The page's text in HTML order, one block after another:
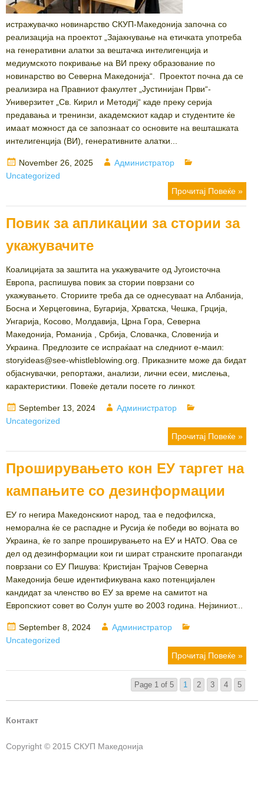
истражувачко новинарство СКУП-Македонија започна со
реализација на проектот „Зајакнување на етичката употреба
на генеративни алатки за вештачка интелигенција и
медиумското покривање на ВИ преку образование по
новинарство во Северна Македонија“. Проектот почна да се
реализира на Правниот факултет „Јустинијан Први“-
Универзитет „Св. Кирил и Методиј“ каде преку серија
предавања и тренинзи, академскиот кадар и студентите ќе
имаат можност да се запознаат со основите на вешташката
интелигенција (ВИ), генеративните алатки...
Posted
on
November 26, 2025 Author
Администратор
Uncategorized
Прочитај Повеќе »
Повик за апликации за стории за
укажувачите
Коалицијата за заштита на укажувачите од Југоисточна
Европа, распишува повик за стории поврзани со
укажувањето. Сториите треба да се однесуваат на Албанија,
Босна и Херцеговина, Бугарија, Хрватска, Чешка, Грција,
Унгарија, Косово, Молдавија, Црна Гора, Северна
Македонија, Романија , Србија, Словачка, Словенија и
Украина. Предлозите се испраќаат на следниот е-маил:
storyideas@see-whistleblowing.org. Приказните може да бидат
објаснувачки, репортажи, анализи, лични есеи, мислења,
карактеристики. Повеќе детали посете го линкот.
Posted
on
September 13, 2024 Author
Администратор
Uncategorized
Прочитај Повеќе »
Проширувањето кон ЕУ таргет на
кампањите со дезинформации
ЕУ го негира Македонскиот народ, таа е педофилска,
неморална ќе се распадне и Русија ќе победи во војната во
Украина, ќе го запре проширувањето на ЕУ и НАТО. Ова се
дел од дезинформации кои ги шират странските пропаганди
поврзани со ЕУ Пишува: Кристијан Трајчов Северна
Македонија беше идентификувана како потенцијален
кандидат за членство во ЕУ за време на самитот на
Европскиот совет во Солун уште во 2003 година. Нејзиниот...
Posted
on
September 8, 2024 Author
Администратор
Uncategorized
Прочитај Повеќе »
Page 1 of 5 1 2 3 4 5
Контакт
Copyright © 2015 СКУП Македонија